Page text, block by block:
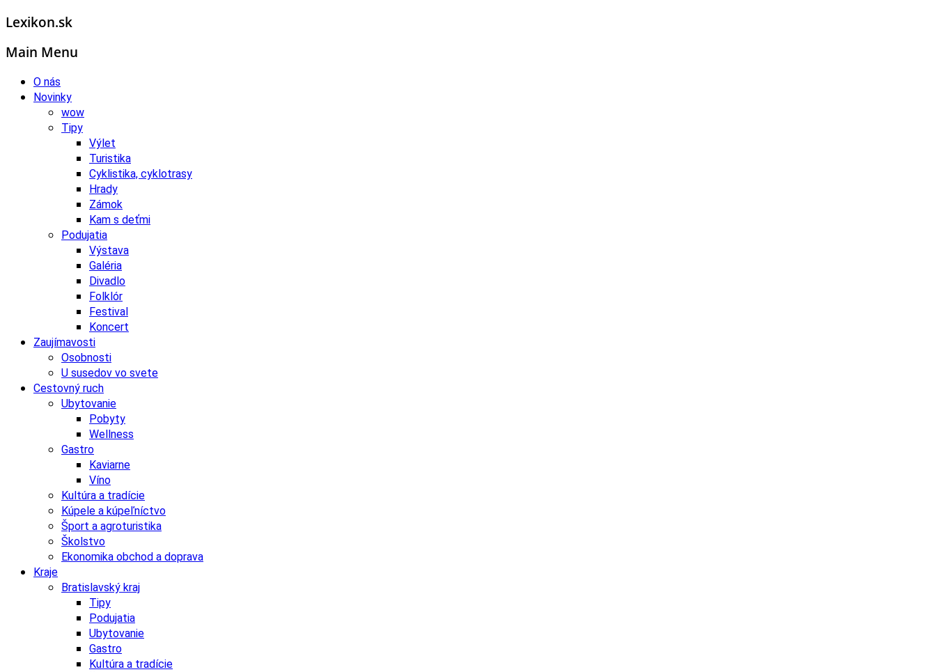
Lexikon.sk
Main Menu
O nás
Novinky
wow
Tipy
Výlet
Turistika
Cyklistika, cyklotrasy
Hrady
Zámok
Kam s deťmi
Podujatia
Výstava
Galéria
Divadlo
Folklór
Festival
Koncert
Zaujímavosti
Osobnosti
U susedov vo svete
Cestovný ruch
Ubytovanie
Pobyty
Wellness
Gastro
Kaviarne
Víno
Kultúra a tradície
Kúpele a kúpeľníctvo
Šport a agroturistika
Školstvo
Ekonomika obchod a doprava
Kraje
Bratislavský kraj
Tipy
Podujatia
Ubytovanie
Gastro
Kultúra a tradície